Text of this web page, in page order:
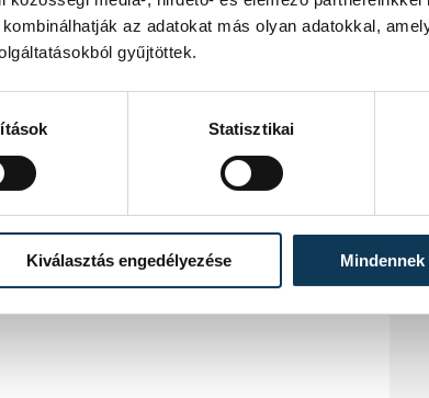
az adatokat más olyan adatokkal,
gyűjtöttek.
Statisztikai
Kiválasztás engedélyezése Mindennek